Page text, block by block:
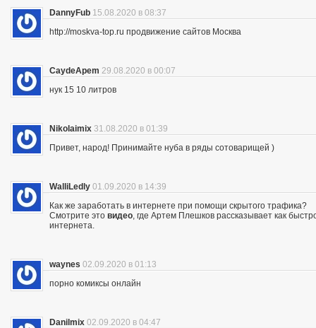
DannyFub 15.08.2020 в 08:37
http://moskva-top.ru продвижение сайтов Москва
CaydeApem 29.08.2020 в 00:07
нук 15 10 литров
Nikolaimix 31.08.2020 в 01:39
Привет, народ! Принимайте нуба в ряды сотоварищей )
WalliLedly 01.09.2020 в 14:39
Как же заработать в интернете при помощи скрытого трафика?
Смотрите это видео, где Артем Плешков рассказывает как
интернета.
waynes 02.09.2020 в 01:13
порно комиксы онлайн
Danilmix 02.09.2020 в 04:47